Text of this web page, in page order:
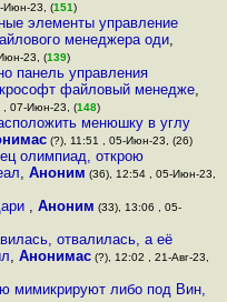
Июн-23, (151)
элементы управление
менеджера оди,
23, (139)
панель управления
файловый менедже,
, 07-Июн-23, (148)
менюшку в углу
(?), 11:51 , 05-Июн-23, (26)
олимпиад, открою
,Аноним (36), 12:54 , 05-Июн-23,
, Аноним (33), 13:06 , 05-
отвалилась, а её
, Анонимас(?), 12:02 , 21-Авг-23,
мимикрируют либо под Вин,